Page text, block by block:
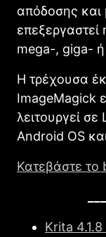
απόδοσης και
επεξεργαστεί
mega-, giga-
Η τρέχουσα
ImageMagick
λειτουργεί
Android OS
Κατεβάστε το
Krita